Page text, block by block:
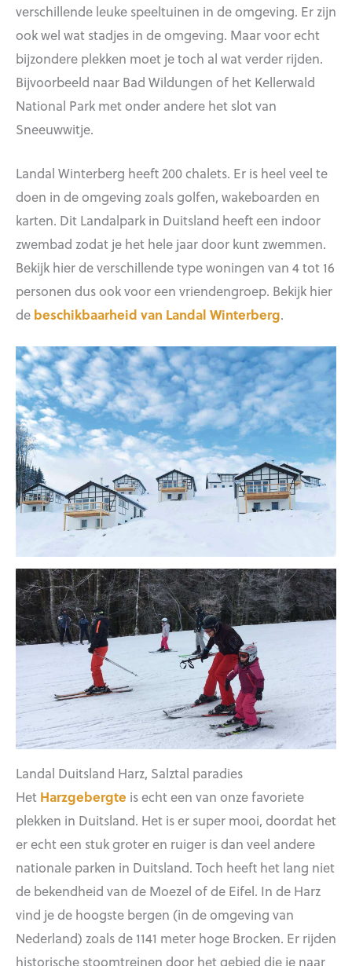
verschillende leuke speeltuinen in de omgeving. Er zijn
ook wel wat stadjes in de omgeving. Maar voor echt
bijzondere plekken moet je toch al wat verder rijden.
Bijvoorbeeld naar Bad Wildungen of het Kellerwald
National Park met onder andere het slot van
Sneeuwwitje.
Landal Winterberg heeft 200 chalets. Er is heel veel te
doen in de omgeving zoals golfen, wakeboarden en
karten. Dit Landalpark in Duitsland heeft een indoor
zwembad zodat je het hele jaar door kunt zwemmen.
Bekijk hier de verschillende type woningen van 4 tot 16
personen dus ook voor een vriendengroep. Bekijk hier
de beschikbaarheid van Landal Winterberg.
Landal Duitsland Harz, Salztal paradies
Het Harzgebergte is echt een van onze favoriete
plekken in Duitsland. Het is er super mooi, doordat het
er echt een stuk groter en ruiger is dan veel andere
nationale parken in Duitsland. Toch heeft het lang niet
de bekendheid van de Moezel of de Eifel. In de Harz
vind je de hoogste bergen (in de omgeving van
Nederland) zoals de 1141 meter hoge Brocken. Er rijden
historische stoomtreinen door het gebied die je naar